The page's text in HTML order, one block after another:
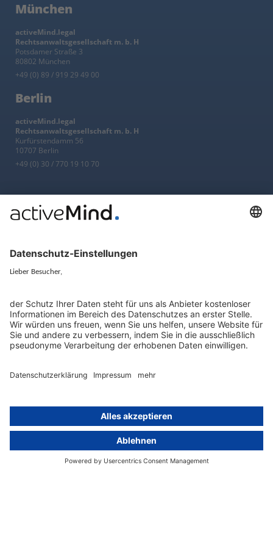
München
activeMind.legal
Rechtsanwaltsgesellschaft m. b. H
Potsdamer Straße 3
80802 München
+49 (0) 89 / 919 29 49 00
Berlin
activeMind.legal
Rechtsanwaltsgesellschaft m. b. H
Kurfürstendamm 56
10707 Berlin
+49 (0) 30 / 770 19 10 70
Services
Hinweisgebersystem mit
Whistleblowing-Ombudsperson
Über Gruppe
Königreich)
Compliance-Portal
Online-Schulungs-Portal